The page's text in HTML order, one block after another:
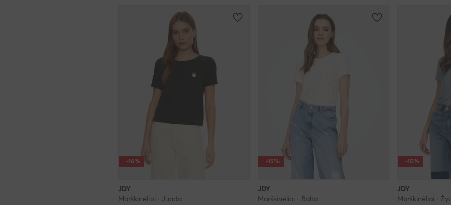
-16%
JDY
Marškinėliai · Juoda
-15%
JDY
Marškinėliai · Balta
-15%
JDY
Marškinėliai ·